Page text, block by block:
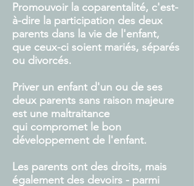
Promouvoir la coparentalité, c'est-
à-dire la participation des deux
parents dans la vie de l'enfant,
que ceux-ci soient mariés, séparés
ou divorcés.
Priver un enfant d'un ou de ses
deux parents sans raison majeure
est une maltraitance
qui compromet le bon
développement de l'enfant.
Les parents ont des droits, mais
également des devoirs - parmi